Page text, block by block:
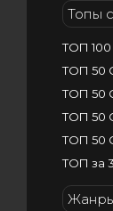
Топы
ТОП
ТОП 50
ТОП 50
ТОП 50
ТОП 50
ТОП за